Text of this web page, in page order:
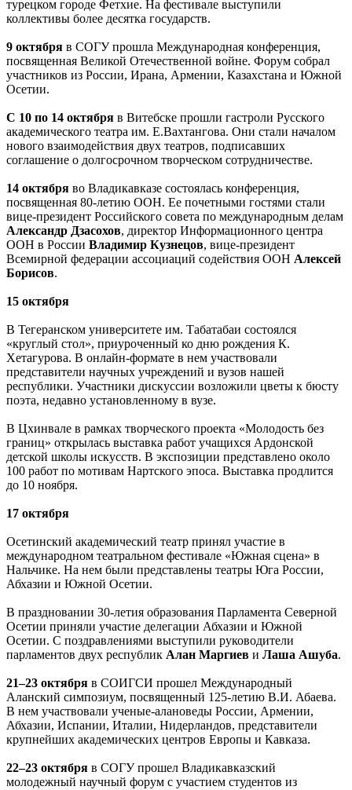
турецком городе Фетхие. На фестивале выступили
коллективы более десятка государств.
9 октября в СОГУ прошла Международная конференция,
посвященная Великой Отечественной войне. Форум собрал
участников из России, Ирана, Армении, Казахстана и Южной
Осетии.
С 10 по 14 октября в Витебске прошли гастроли Русского
академического театра им. Е.Вахтангова. Они стали началом
нового взаимодействия двух театров, подписавших
соглашение о долгосрочном творческом сотрудничестве.
14 октября во Владикавказе состоялась конференция,
посвященная 80-летию ООН. Ее почетными гостями стали
вице-президент Российского совета по международным делам
Александр Дзасохов, директор Информационного центра
ООН в России Владимир Кузнецов, вице-президент
Всемирной федерации ассоциаций содействия ООН Алексей
Борисов.
15 октября
В Тегеранском университете им. Табатабаи состоялся
«круглый стол», приуроченный ко дню рождения К.
Хетагурова. В онлайн-формате в нем участвовали
представители научных учреждений и вузов нашей
республики. Участники дискуссии возложили цветы к бюсту
поэта, недавно установленному в вузе.
В Цхинвале в рамках творческого проекта «Молодость без
границ» открылась выставка работ учащихся Ардонской
детской школы искусств. В экспозиции представлено около
100 работ по мотивам Нартского эпоса. Выставка продлится
до 10 ноября.
17 октября
Осетинский академический театр принял участие в
международном театральном фестивале «Южная сцена» в
Нальчике. На нем были представлены театры Юга России,
Абхазии и Южной Осетии.
В праздновании 30-летия образования Парламента Северной
Осетии приняли участие делегации Абхазии и Южной
Осетии. С поздравлениями выступили руководители
парламентов двух республик Алан Маргиев и Лаша Ашуба.
21–23 октября в СОИГСИ прошел Международный
Аланский симпозиум, посвященный 125-летию В.И. Абаева.
В нем участвовали ученые-алановеды России, Армении,
Абхазии, Испании, Италии, Нидерландов, представители
крупнейших академических центров Европы и Кавказа.
22–23 октября в СОГУ прошел Владикавказский
молодежный научный форум с участием студентов из